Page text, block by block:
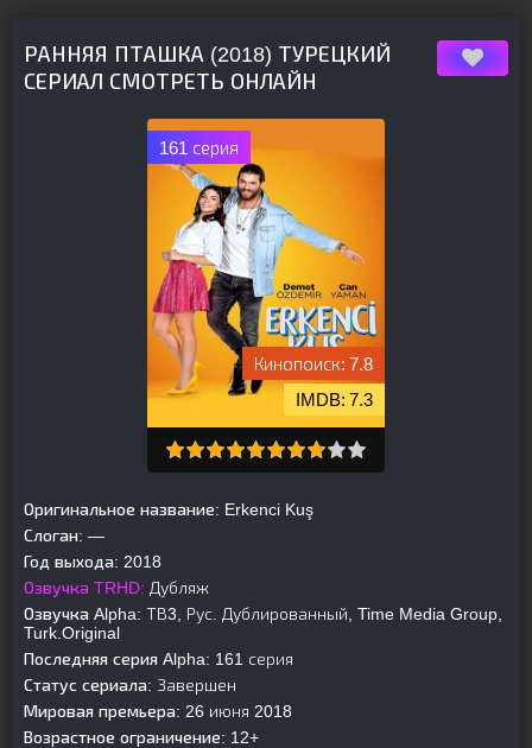
РАННЯЯ ПТАШКА (2018) ТУРЕЦКИЙ
СЕРИАЛ СМОТРЕТЬ ОНЛАЙН
161 серия
7.8
7.3
Оригинальное название: Erkenci Kuş
Слоган: —
Год выхода: 2018
Озвучка TRHD: Дубляж
Озвучка Alpha: ТВ3, Рус. Дублированный, Time Media Group,
Turk.Original
Последняя серия Alpha: 161 серия
Статус сериала: Завершен
Мировая премьера: 26 июня 2018
Возрастное ограничение: 12+